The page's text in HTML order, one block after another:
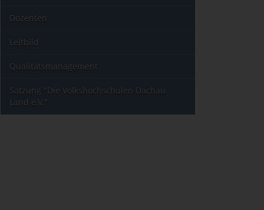
Dozenten
Leitbild
Qualitätsmanagement
Satzung "Die Volkshochschulen Dachau
Land e.V."